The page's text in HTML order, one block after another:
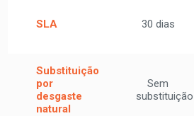
SLA 30 dias
Substituição
por
desgaste
natural
Sem
substituição